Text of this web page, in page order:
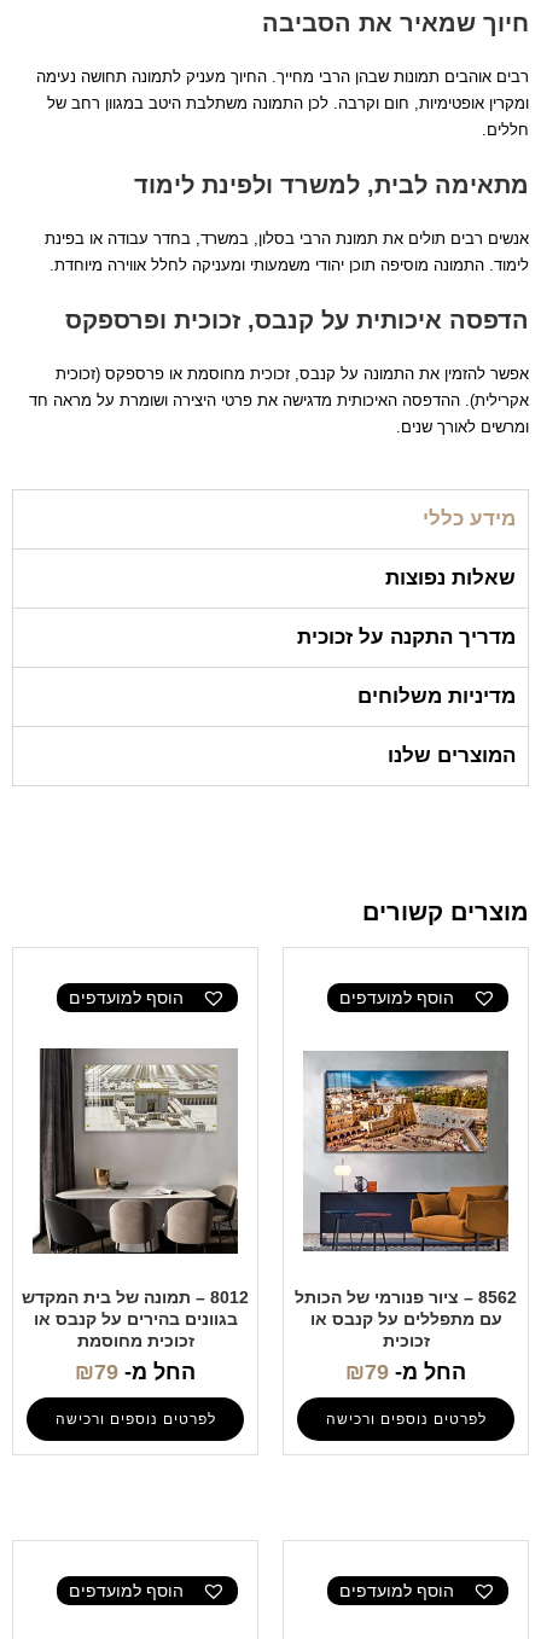
חיוך שמאיר את הסביבה
רבים אוהבים תמונות שבהן הרבי מחייך. החיוך מעניק לתמונה תחושה נעימה
ומקרין אופטימיות, חום וקרבה. לכן התמונה משתלבת היטב במגוון רחב של
חללים.
מתאימה לבית, למשרד ולפינת לימוד
אנשים רבים תולים את תמונת הרבי בסלון, במשרד, בחדר עבודה או בפינת
לימוד. התמונה מוסיפה תוכן יהודי משמעותי ומעניקה לחלל אווירה מיוחדת.
הדפסה איכותית על קנבס, זכוכית ופרספקס
אפשר להזמין את התמונה על קנבס, זכוכית מחוסמת או פרספקס (זכוכית
אקרילית). ההדפסה האיכותית מדגישה את פרטי היצירה ושומרת על מראה חד
ומרשים לאורך שנים.
מידע כללי
שאלות נפוצות
מדריך התקנה על זכוכית
מדיניות משלוחים
המוצרים שלנו
מוצרים קשורים
הוסף למועדפים
8562 – ציור פנורמי של הכותל
עם מתפללים על קנבס או
זכוכית
החל מ- ₪79
לפרטים נוספים ורכישה
הוסף למועדפים
8012 – תמונה של בית המקדש
בגוונים בהירים על קנבס או
זכוכית מחוסמת
החל מ- ₪79
לפרטים נוספים ורכישה
הוסף למועדפים הוסף למועדפים